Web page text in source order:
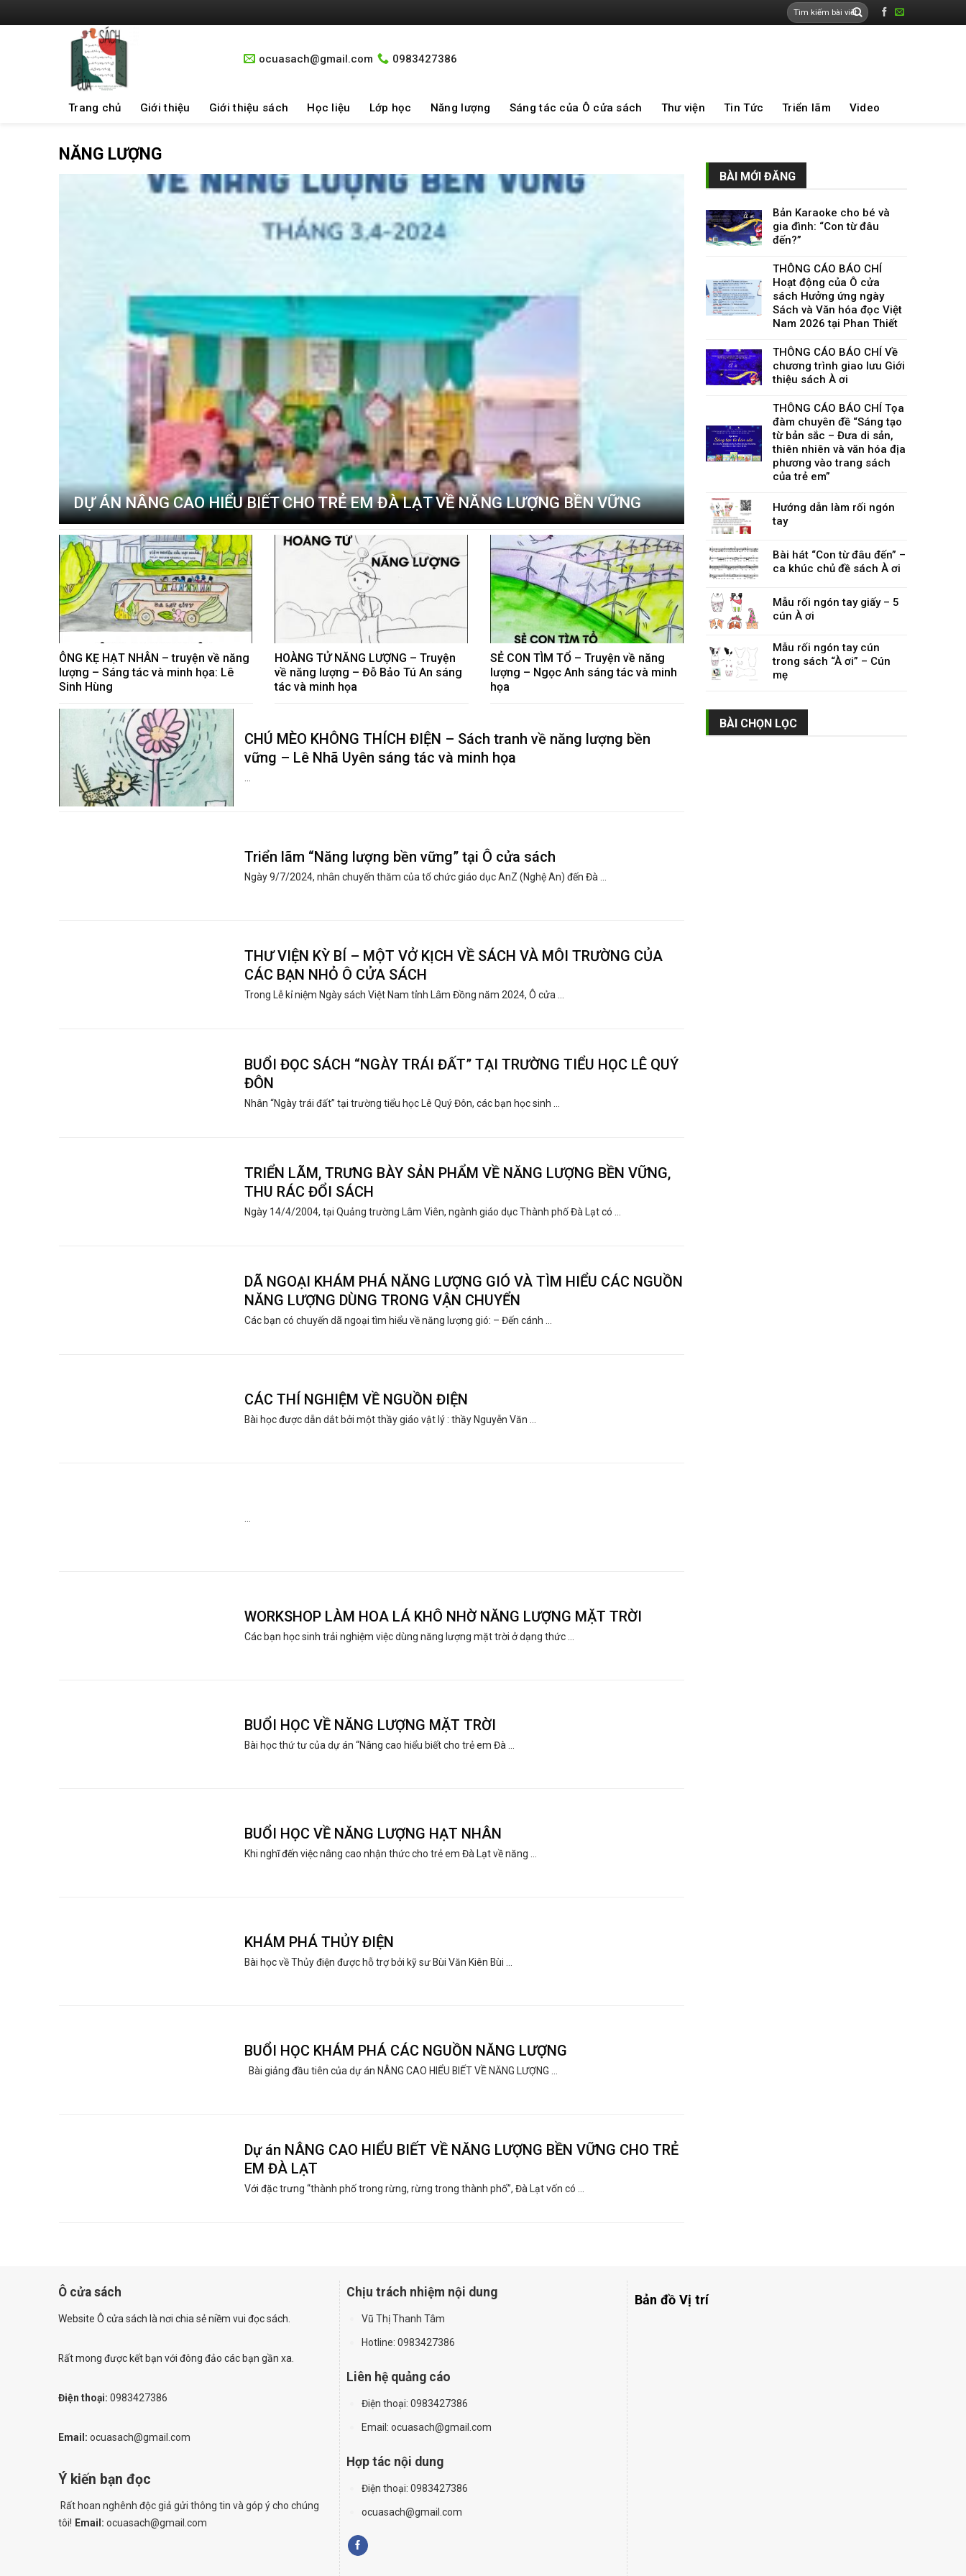
to
ocuasach@gmail.com
0983427386
Trang chủ Giới thiệu Giới thiệu sách Học liệu Lớp học Năng lượng Sáng tác của Ô cửa sách Thư viện Tin Tức Triển lãm Video
NĂNG LƯỢNG
DỰ ÁN NÂNG CAO HIỂU BIẾT CHO TRẺ EM ĐÀ LẠT VỀ NĂNG LƯỢNG BỀN VỮNG
ÔNG KẸ HẠT NHÂN – truyện về năng
lượng – Sáng tác và minh họa: Lê
Sinh Hùng
HOÀNG TỬ NĂNG LƯỢNG – Truyện
về năng lượng – Đỗ Bảo Tú An sáng
tác và minh họa
SẺ CON TÌM TỔ – Truyện về năng
lượng – Ngọc Anh sáng tác và minh
họa
CHÚ MÈO KHÔNG THÍCH ĐIỆN – Sách tranh về năng lượng bền
vững – Lê Nhã Uyên sáng tác và minh họa
Triển lãm “Năng lượng bền vững” tại Ô cửa sách
Ngày 9/7/2024, nhân chuyến thăm của tổ chức giáo dục AnZ (Nghệ An) đến Đà ...
THƯ VIỆN KỲ BÍ – MỘT VỞ KỊCH VỀ SÁCH VÀ MÔI TRƯỜNG CỦA
CÁC BẠN NHỎ Ô CỬA SÁCH
Trong Lễ kỉ niệm Ngày sách Việt Nam tỉnh Lâm Đồng năm 2024, Ô cửa ...
BUỔI ĐỌC SÁCH “NGÀY TRÁI ĐẤT” TẠI TRƯỜNG TIỂU HỌC LÊ QUÝ
ĐÔN
Nhân “Ngày trái đất” tại trường tiểu học Lê Quý Đôn, các bạn học sinh ...
TRIỂN LÃM, TRƯNG BÀY SẢN PHẨM VỀ NĂNG LƯỢNG BỀN VỮNG,
THU RÁC ĐỔI SÁCH
Ngày 14/4/2004, tại Quảng trường Lâm Viên, ngành giáo dục Thành phố Đà Lạt có ...
DÃ NGOẠI KHÁM PHÁ NĂNG LƯỢNG GIÓ VÀ TÌM HIỂU CÁC NGUỒN
NĂNG LƯỢNG DÙNG TRONG VẬN CHUYỂN
Các bạn có chuyến dã ngoại tìm hiểu về năng lượng gió: – Đến cánh ...
CÁC THÍ NGHIỆM VỀ NGUỒN ĐIỆN
Bài học được dẫn dắt bởi một thầy giáo vật lý : thầy Nguyễn Văn ...
WORKSHOP LÀM HOA LÁ KHÔ NHỜ NĂNG LƯỢNG MẶT TRỜI
Các bạn học sinh trải nghiệm việc dùng năng lượng mặt trời ở dạng thức ...
BUỔI HỌC VỀ NĂNG LƯỢNG MẶT TRỜI
Bài học thứ tư của dự án “Nâng cao hiểu biết cho trẻ em Đà ...
BUỔI HỌC VỀ NĂNG LƯỢNG HẠT NHÂN
Khi nghĩ đến việc nâng cao nhận thức cho trẻ em Đà Lạt về năng ...
KHÁM PHÁ THỦY ĐIỆN
Bài học về Thủy điện được hỗ trợ bởi kỹ sư Bùi Văn Kiên Bùi ...
BUỔI HỌC KHÁM PHÁ CÁC NGUỒN NĂNG LƯỢNG
Bài giảng đầu tiên của dự án NÂNG CAO HIỂU BIẾT VỀ NĂNG LƯỢNG ...
Dự án NÂNG CAO HIỂU BIẾT VỀ NĂNG LƯỢNG BỀN VỮNG CHO TRẺ
EM ĐÀ LẠT
Với đặc trưng “thành phố trong rừng, rừng trong thành phố”, Đà Lạt vốn có ...
BÀI MỚI ĐĂNG
Bản Karaoke cho bé và
gia đình: “Con từ đâu
đến?”
THÔNG CÁO BÁO CHÍ
Hoạt động của Ô cửa
sách Hưởng ứng ngày
Sách và Văn hóa đọc Việt
Nam 2026 tại Phan Thiết
THÔNG CÁO BÁO CHÍ Về
chương trình giao lưu Giới
thiệu sách À ơi
THÔNG CÁO BÁO CHÍ Tọa
đàm chuyên đề “Sáng tạo
từ bản sắc – Đưa di sản,
thiên nhiên và văn hóa địa
phương vào trang sách
của trẻ em”
Hướng dẫn làm rối ngón
tay
Bài hát “Con từ đâu đến” –
ca khúc chủ đề sách À ơi
Mẫu rối ngón tay giấy – 5
cún À ơi
Mẫu rối ngón tay cún
trong sách “À ơi” – Cún
mẹ
BÀI CHỌN LỌC
Ô cửa sách
Website Ô cửa sách là nơi chia sẻ niềm vui đọc sách.
Rất mong được kết bạn với đông đảo các bạn gần xa.
Điện thoại: 0983427386
Email: ocuasach@gmail.com
Ý kiến bạn đọc
Rất hoan nghênh độc giả gửi thông tin và góp ý cho chúng
tôi! Email: ocuasach@gmail.com
Chịu trách nhiệm nội dung
Vũ Thị Thanh Tâm
Hotline: 0983427386
Liên hệ quảng cáo
Điện thoại: 0983427386
Email: ocuasach@gmail.com
Hợp tác nội dung
Điện thoại: 0983427386
ocuasach@gmail.com
Bản đồ Vị trí